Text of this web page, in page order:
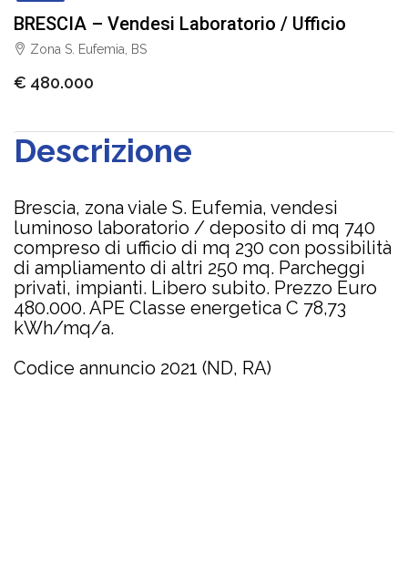
BRESCIA – Vendesi Laboratorio / Ufficio
Zona S. Eufemia, BS
€ 480.000
Descrizione
Brescia, zona viale S. Eufemia, vendesi
luminoso laboratorio / deposito di mq 740
compreso di ufficio di mq 230 con possibilità
di ampliamento di altri 250 mq. Parcheggi
privati, impianti. Libero subito. Prezzo Euro
480.000. APE Classe energetica C 78,73
kWh/mq/a.
Codice annuncio 2021 (ND, RA)